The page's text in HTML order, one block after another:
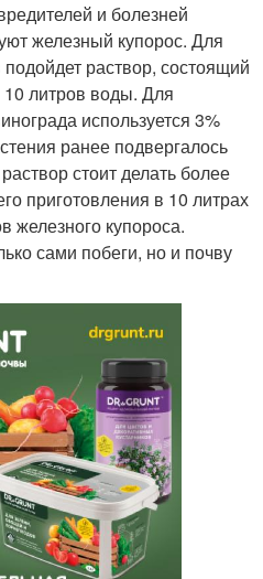
и болезней
железный купорос. Для
раствор, состоящий
10 литров воды. Для
используется 3%
ранее подвергалось
стоит делать более
приготовления в 10 литрах
железного купороса.
сами побеги, но и почву